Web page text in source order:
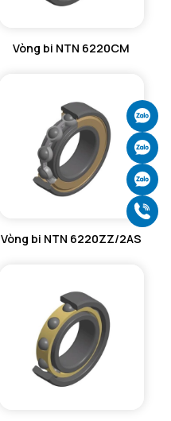
Vòng bi NTN 6220CM
Vòng bi NTN 6220ZZ/2AS